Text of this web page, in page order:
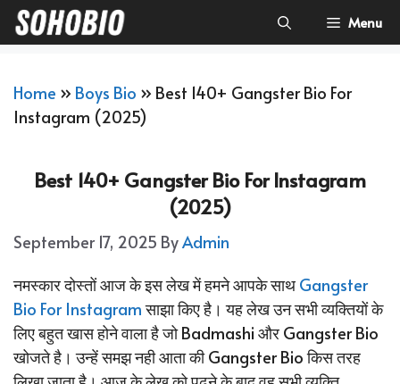
Skip
To
Menu
Home » Boys Bio » Best 140+ Gangster Bio For
Instagram (2025)
Best 140+ Gangster Bio For Instagram
(2025)
September 17, 2025 ByAdmin
नमस्कार दोस्तों आज के इस लेख में हमने आपके साथ Gangster
Bio For Instagramसाझा किए है। यह लेख उन सभी व्यक्तियों के
लिए बहुत खास होने वाला है जो Badmashi और Gangster Bio
खोजते है। उन्हें समझ नही आता की Gangster Bio किस तरह